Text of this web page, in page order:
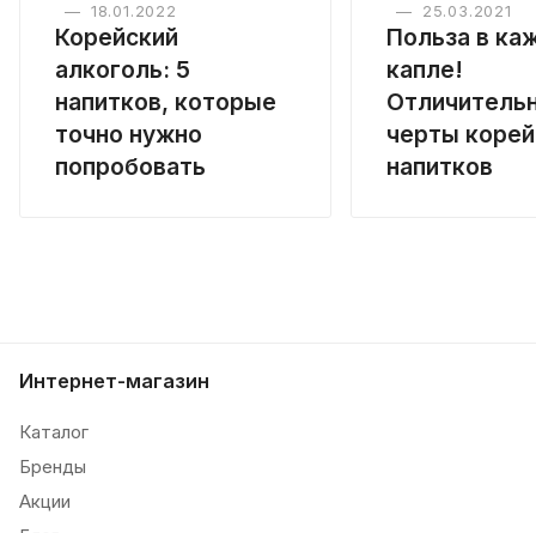
— 18.01.2022
Корейский
алкоголь: 5
напитков, которые
точно нужно
попробовать
—
25.03.2021
Польза в
капле!
черты
напитков
Интернет-магазин
Каталог
Бренды
Акции